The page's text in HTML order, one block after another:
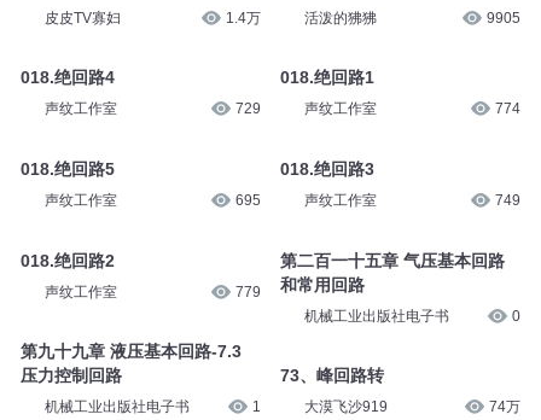
皮皮TV寡妇 1.4万
018.绝回路4
声纹工作室 729
018.绝回路5
声纹工作室 695
018.绝回路2
声纹工作室 779
第九十九章 液压基本回路-7.3
压力控制回路
机械工业出版社电子书 1
活泼的狒狒 9905
018.绝回路1
声纹工作室 774
018.绝回路3
声纹工作室 749
第二百一十五章 气压基本回路
和常用回路
机械工业出版社电子书 0
73、峰回路转
大漠飞沙919 74万